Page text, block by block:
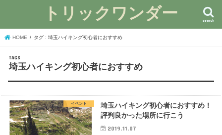
トリックワンダー search
HOME タグ : 埼玉ハイキング初心者におすすめ
埼玉ハイキング初心者におすすめ
イベント
埼玉ハイキング初心者におすすめ！
評判良かった場所に行こう
2019.11.07